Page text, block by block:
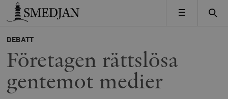
Timbro
MENY
DEBATT
Företagen rättslösa
gentemot medier